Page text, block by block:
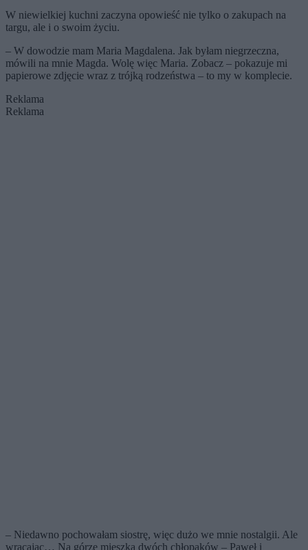
W niewielkiej kuchni zaczyna opowieść nie tylko o zakupach na
targu, ale i o swoim życiu.
– W dowodzie mam Maria Magdalena. Jak byłam niegrzeczna,
mówili na mnie Magda. Wolę więc Maria. Zobacz – pokazuje mi
papierowe zdjęcie wraz z trójką rodzeństwa – to my w komplecie.
Reklama
Reklama
– Niedawno pochowałam siostrę, więc dużo we mnie nostalgii. Ale
wracając… Na górze mieszka dwóch chłopaków – Paweł i